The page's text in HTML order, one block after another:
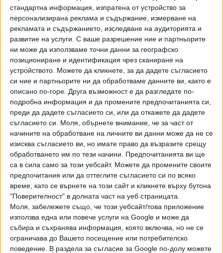
стандартна информация, изпратена от устройство за
персонализирана реклама и съдържание, измерване на
рекламата и съдържанието, изследване на аудиторията и
развитие на услуги. С ваше разрешение ние и партньорите
ни може да използваме точни данни за географско
позициониране и идентификация чрез сканиране на
устройството. Можете да кликнете, за да дадете съгласието
си ние и партньорите ни да обработваме данните ви, както е
описано по-горе. Друга възможност е да разгледате по-
подробна информация и да промените предпочитанията си,
преди да дадете съгласието си, или да откажете да дадете
съгласието си.
Моля, обърнете внимание, че за част от
начините на обработване на личните ви данни може да не се
изисква съгласието ви, но имате право да възразите срещу
обработването им по тези начини. Предпочитанията ви ще
са в сила само за този уебсайт. Можете да промените своите
предпочитания или да оттеглите съгласието си по всяко
време, като се върнете на този сайт и кликнете върху бутона
"Поверителност" в долната част на уеб страницата.
Моля, забележете също, че този уебсайт/това приложение
използва една или повече услуги на Google и може да
събира и съхранява информация, която включва, но не се
ограничава до Вашето посещение или потребителско
поведение. В раздела за съгласие за Google по-долу можете
казва още в прессъобщението.
"Фронтекс" трябва да започне да увеличава капацитета
си от 2021 г., като постепенно ще бъде достигнатата
планираната бройка от 10 000 служители до 2027 г.
Последвайте ни и в
Ако искате да подкрепите независимата
можете да направите дарение през
PayPal
Ключови думи: Фронтекс,външни граници,ЕС,охрана
Още новини по темата